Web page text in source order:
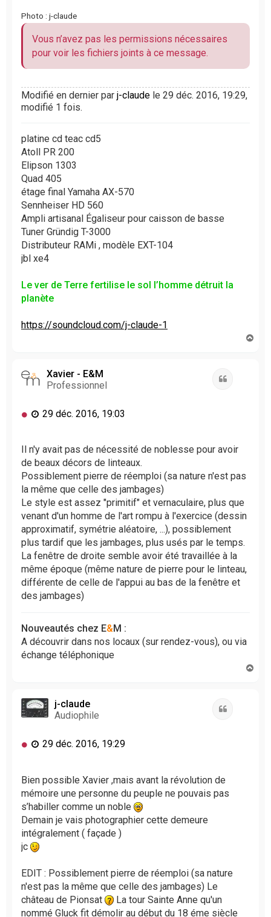
Photo : j-claude
Vous n’avez pas les permissions nécessaires
pour voir les fichiers joints à ce message.
Modifié en dernier par j-claude le 29 déc. 2016, 19:29,
modifié 1 fois.
platine cd teac cd5
Atoll PR 200
Elipson 1303
Quad 405
étage final Yamaha AX-570
Sennheiser HD 560
Ampli artisanal Égaliseur pour caisson de basse
Tuner Gründig T-3000
Distributeur RAMi , modèle EXT-104
jbl xe4
Le ver de Terre fertilise le sol l’homme détruit la
planète
https://soundcloud.com/j-claude-1
Xavier - E&M
Professionnel
M
s
a
e
n
o
n
l
u
29 déc. 2016, 19:03
Il n'y avait pas de nécessité de noblesse pour avoir
de beaux décors de linteaux.
Possiblement pierre de réemploi (sa nature n'est pas
la même que celle des jambages)
Le style est assez "primitif" et vernaculaire, plus que
venant d'un homme de l'art rompu à l'exercice (dessin
approximatif, symétrie aléatoire, ...), possiblement
plus tardif que les jambages, plus usés par le temps.
La fenêtre de droite semble avoir été travaillée à la
même époque (même nature de pierre pour le linteau,
différente de celle de l'appui au bas de la fenêtre et
des jambages)
Nouveautés chez E&M :
A découvrir dans nos locaux (sur rendez-vous), ou via
échange téléphonique
j-claude
Audiophile
M
s
a
g
e
n
o
n
u
29 déc. 2016, 19:29
Bien possible Xavier ,mais avant la révolution de
mémoire une personne du peuple ne pouvais pas
s’habiller comme un noble
Demain je vais photographier cette demeure
intégralement ( façade )
jc
EDIT : Possiblement pierre de réemploi (sa nature
n'est pas la même que celle des jambages) Le
château de Pionsat
La tour Sainte Anne qu'un
nommé Gluck fit démolir au début du 18 éme siècle